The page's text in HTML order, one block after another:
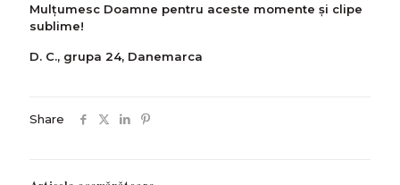
Mulţumesc Doamne pentru aceste momente şi clipe
sublime!
D. C., grupa 24, Danemarca
Share